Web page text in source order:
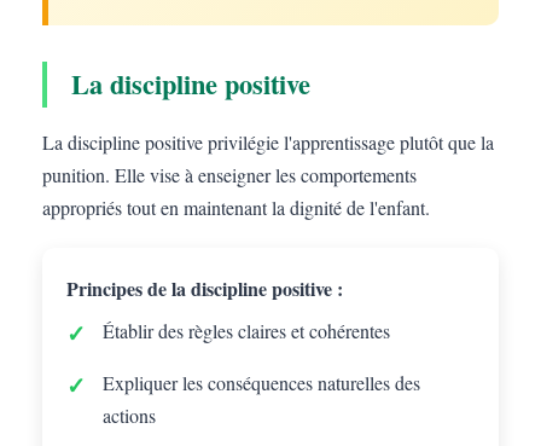
La discipline positive
La discipline positive privilégie l'apprentissage plutôt que la
punition. Elle vise à enseigner les comportements
appropriés tout en maintenant la dignité de l'enfant.
Principes de la discipline positive :
Établir des règles claires et cohérentes
Expliquer les conséquences naturelles des
actions